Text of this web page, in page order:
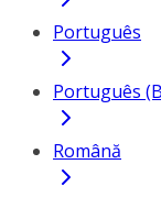
Português
Português
Română